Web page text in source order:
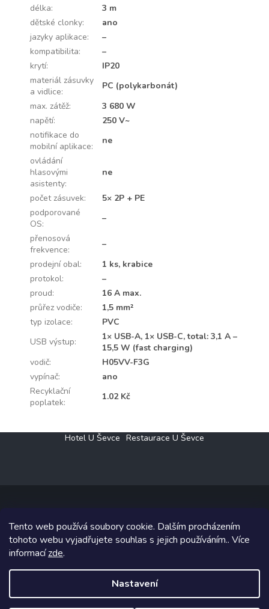
Tento web používá soubory cookie. Dalším procházením
tohoto webu vyjadřujete souhlas s jejich používáním.. Více
informacízde.
Nastavení
délka:
3 m
dětské clonky:
ano
jazyky aplikace:
–
kompatibilita:
–
krytí:
IP20
materiál zásuvky
a vidlice:
PC (polykarbonát)
max. zátěž:
3 680 W
napětí:
250 V~
notifikace do
mobilní aplikace:
ne
ovládání
hlasovými
asistenty:
ne
počet zásuvek:
5× 2P + PE
podporované
OS:
–
přenosová
frekvence:
–
prodejní obal:
1 ks, krabice
protokol:
–
proud:
16 A max.
průřez vodiče:
1,5 mm²
typ izolace:
PVC
USB výstup:
1× USB-A, 1× USB-C, total: 3,1 A –
15,5 W (fast charging)
vodič:
H05VV-F3G
vypínač:
ano
Recyklační
poplatek:
1.02 Kč
Hotel U Ševce Restaurace U Ševce
Copyright 2026Elektro Klesný s.r.o.. Všechna práva vyhrazena.
Grafický návrh vytvořil a na Shoptet implementoval
Shoptetak.cz.
Vytvořil Shoptet